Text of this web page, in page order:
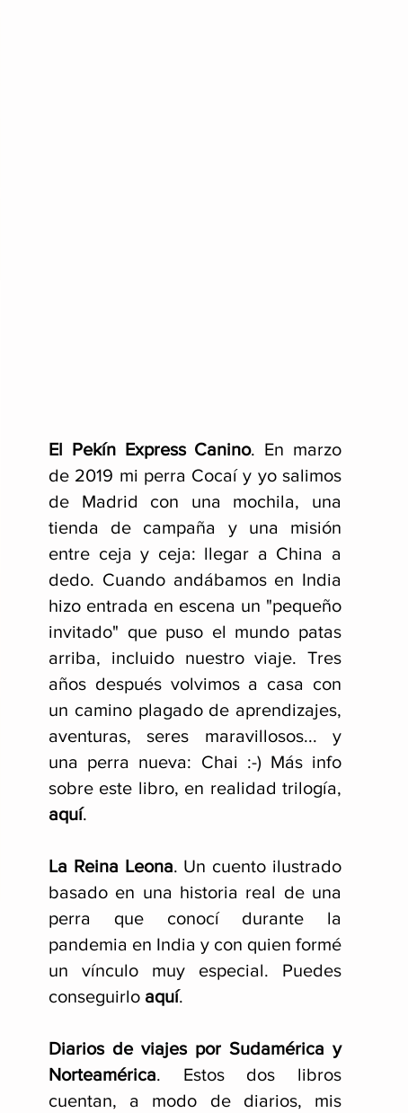
El Pekín Express Canino. En marzo
de 2019 mi perra Cocaí y yo salimos
de Madrid con una mochila, una
tienda de campaña y una misión
entre ceja y ceja: llegar a China a
dedo. Cuando andábamos en India
hizo entrada en escena un "pequeño
invitado" que puso el mundo patas
arriba, incluido nuestro viaje. Tres
años después volvimos a casa con
un camino plagado de aprendizajes,
aventuras, seres maravillosos... y
una perra nueva: Chai :-) Más info
sobre este libro, en realidad trilogía,
aquí.
La Reina Leona. Un cuento ilustrado
basado en una historia real de una
perra que conocí durante la
pandemia en India y con quien formé
un vínculo muy especial. Puedes
conseguirlo aquí.
Diarios de viajes por Sudamérica y
Norteamérica. Estos dos libros
cuentan, a modo de diarios, mis